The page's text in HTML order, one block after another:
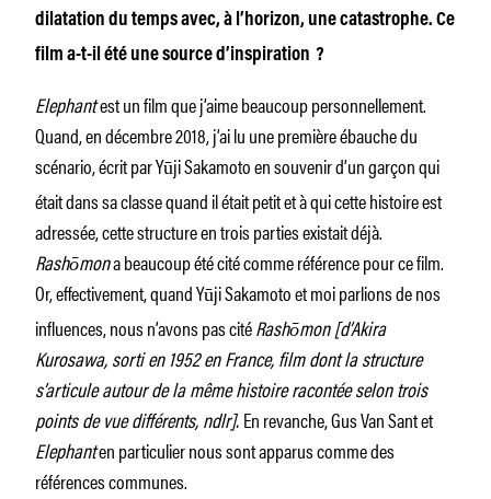
dilatation du temps avec, à l’horizon, une catastrophe. Ce
film a-t-il été une source d’inspiration ?
Elephantest un film que j’aime beaucoup personnellement.
Quand, en décembre 2018, j’ai lu une première ébauche du
scénario, écrit par YūjiSakamoto en souvenir d’un garçon qui
était dans sa classe quand il était petit et à qui cette histoire est
adressée, cette structure en trois parties existait déjà.
Rashōmona beaucoup été cité comme référence pour ce film.
Or, effectivement, quand YūjiSakamoto et moi parlions de nos
influences, nous n’avons pas citéRashōmon [d’Akira
Kurosawa, sorti en 1952 en France, film dont la structure
s’articule autour de la même histoire racontée selon trois
points de vue différents, ndlr].En revanche, Gus Van Sant et
Elephanten particulier nous sont apparus comme des
références communes.